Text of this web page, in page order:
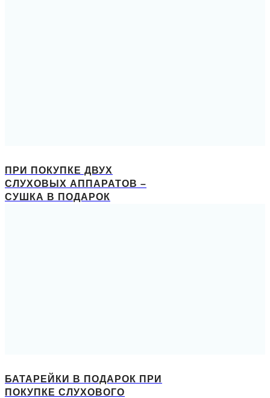
ПРИ ПОКУПКЕ ДВУХ
СЛУХОВЫХ АППАРАТОВ –
СУШКА В ПОДАРОК
БАТАРЕЙКИ В ПОДАРОК ПРИ
ПОКУПКЕ СЛУХОВОГО